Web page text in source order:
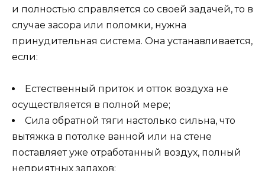
и полностью справляется со своей задачей, то в
случае засора или поломки, нужна
принудительная система. Она устанавливается,
если:
Естественный приток и отток воздуха не
осуществляется в полной мере;
Сила обратной тяги настолько сильна, что
вытяжка в потолке ванной или на стене
поставляет уже отработанный воздух, полный
неприятных запахов;